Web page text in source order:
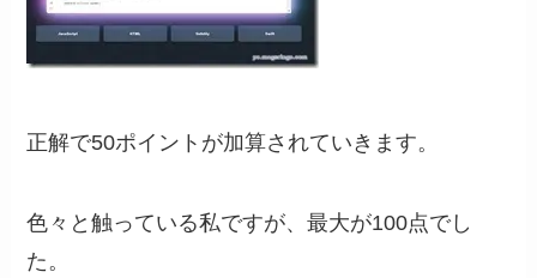
正解で50ポイントが加算されていきます。
色々と触っている私ですが、最大が100点でし
た。